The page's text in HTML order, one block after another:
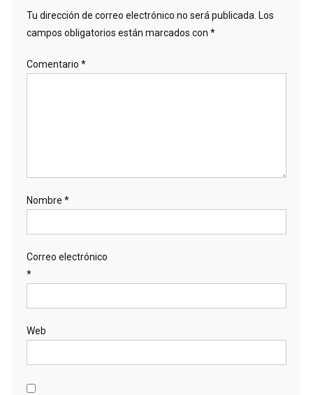
Tu dirección de correo electrónico no será publicada. Los
campos obligatorios están marcados con *
Comentario *
Nombre *
Correo electrónico
*
Web